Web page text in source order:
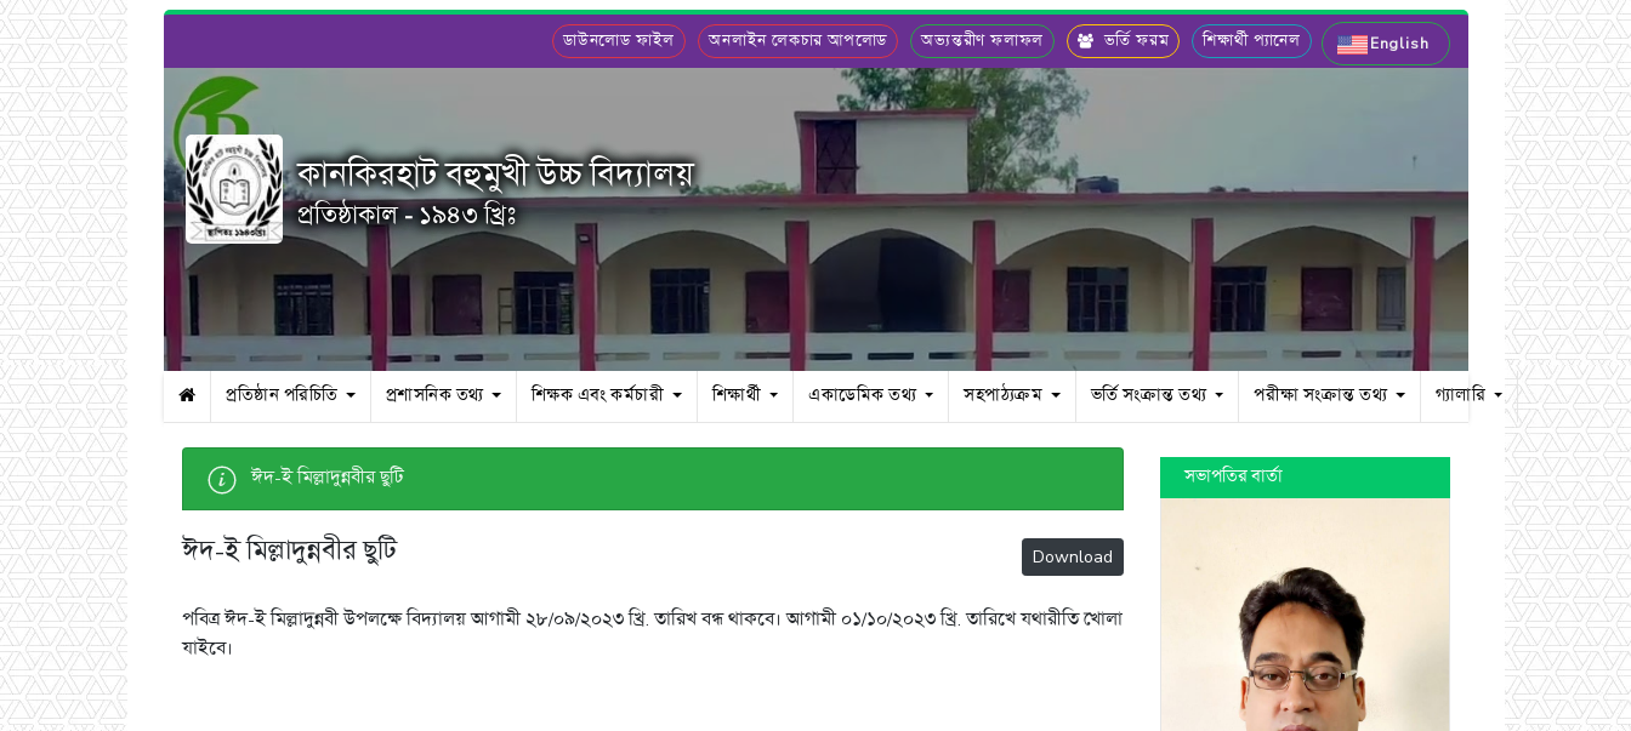
ডাউনলোড ফাইল অনলাইন লেকচার আপলোড অভ্যন্তরীণ ফলাফল ভর্তি ফরম শিক্ষার্থী প্যানেল English
কানকিরহাট বহুমুখী উচ্চ বিদ্যালয়
প্রতিষ্ঠাকাল - ১৯৪৩ খ্রিঃ
প্রতিষ্ঠান পরিচিতি প্রশাসনিক তথ্য শিক্ষক এবং কর্মচারী শিক্ষার্থী একাডেমিক তথ্য সহপাঠ্যক্রম ভর্তি সংক্রান্ত তথ্য পরীক্ষা সংক্রান্ত তথ্য গ্যালারি
ঈদ-ই মিল্লাদুন্নবীর ছুটি
ঈদ-ই মিল্লাদুন্নবীর ছুটি Download
পবিত্র ঈদ-ই মিল্লাদুন্নবী উপলক্ষে বিদ্যালয় আগামী ২৮/০৯/২০২৩ খ্রি. তারিখ বন্ধ থাকবে। আগামী ০১/১০/২০২৩ খ্রি. তারিখে যথারীতি খোলা
যাইবে।
সভাপতির বার্তা